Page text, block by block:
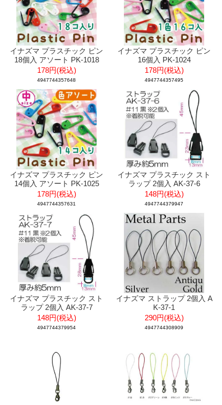
イナズマ プラスチック ピン
18個入 アソート PK-1018
178円(税込)
4947744357648
イナズマ プラスチック ピン
16個入 PK-1024
178円(税込)
4947744357495
イナズマ プラスチック ピン
14個入 アソート PK-1025
178円(税込)
4947744357631
イナズマ プラスチック スト
ラップ 2個入 AK-37-6
148円(税込)
4947744379947
イナズマ プラスチック スト
ラップ 2個入 AK-37-7
148円(税込)
4947744379954
イナズマ ストラップ 2個入 A
K-37-1
290円(税込)
4947744308909